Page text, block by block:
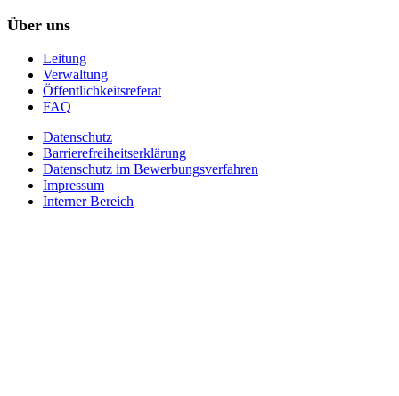
Über uns
Leitung
Verwaltung
Öffentlichkeitsreferat
FAQ
Datenschutz
Barrierefreiheitserklärung
Datenschutz im Bewerbungsverfahren
Impressum
Interner Bereich